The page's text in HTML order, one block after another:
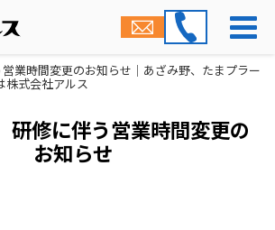
営業時間変更のお知らせ｜あざみ野、たまプラー
株式会社アルス
研修に伴う営業時間変更の
お知らせ